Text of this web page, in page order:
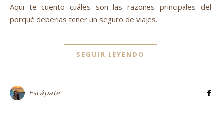
Aqui te cuento cuáles son las razones principales del
porqué deberias tener un seguro de viajes.
SEGUIR LEYENDO
Escápate